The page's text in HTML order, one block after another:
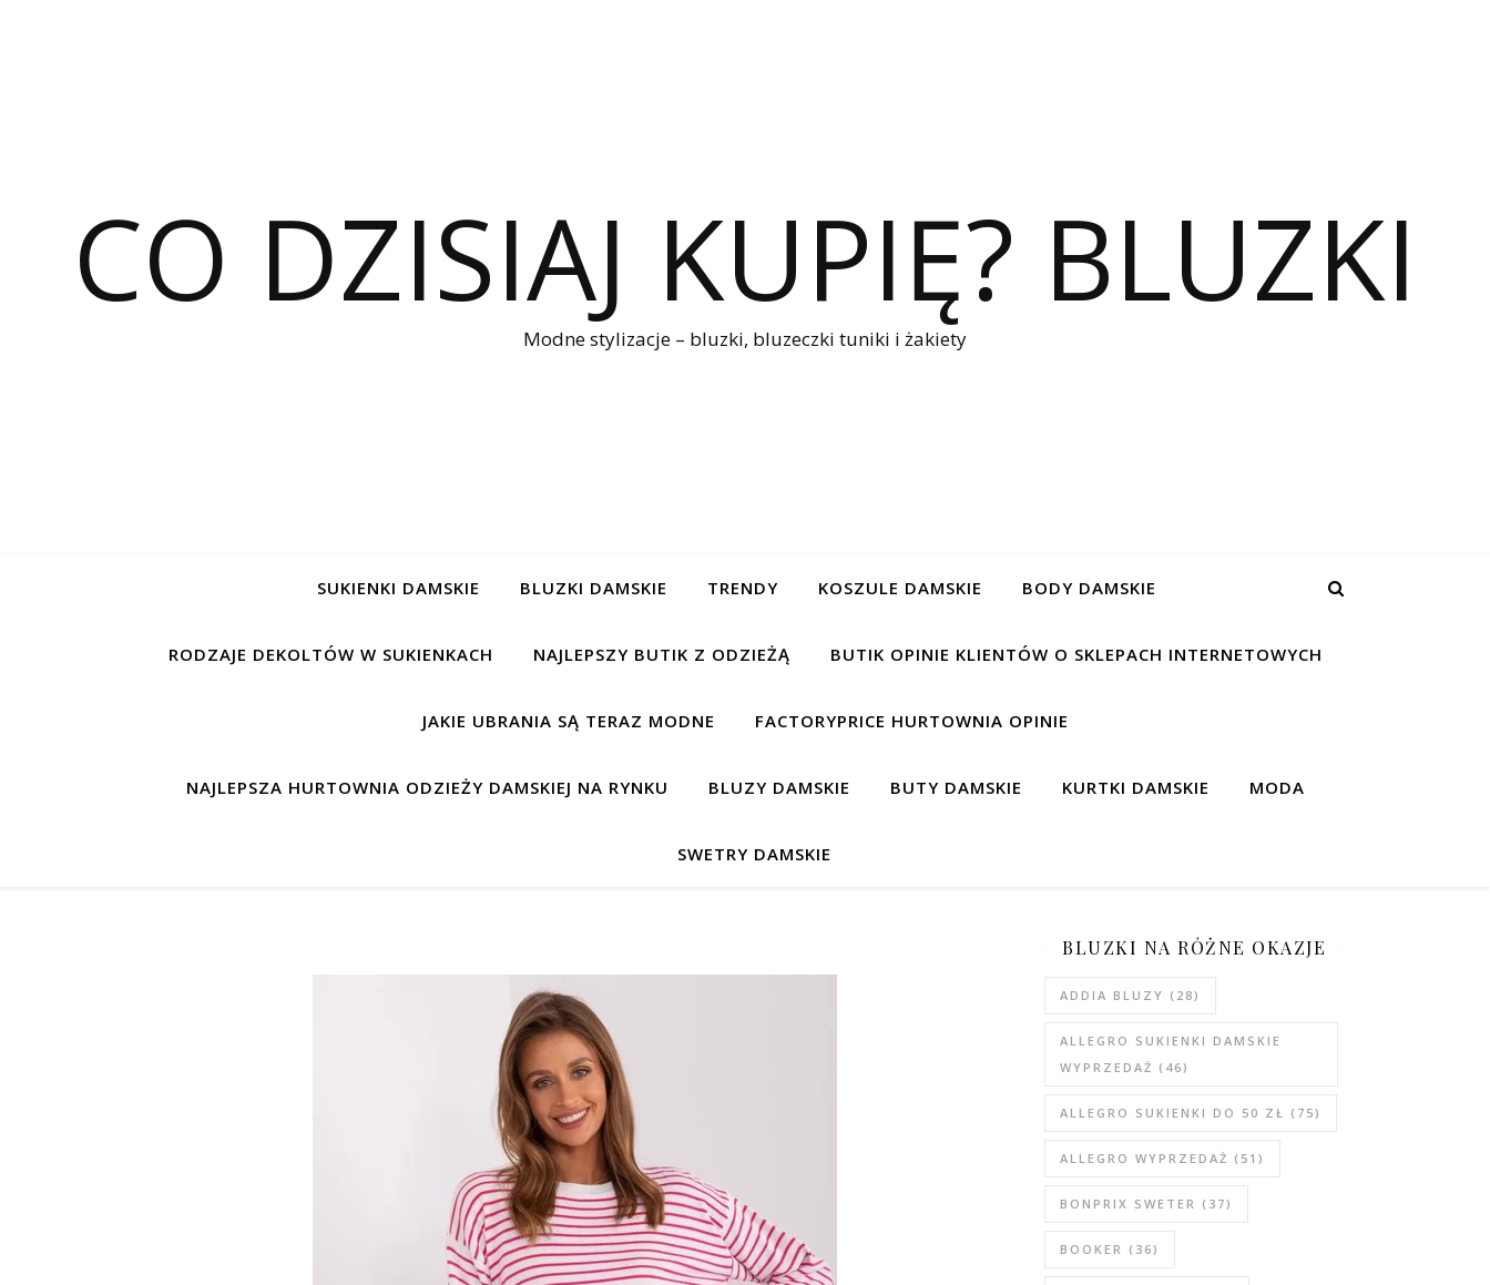
CO DZISIAJ KUPIĘ? BLUZKI
Modne stylizacje – bluzki, bluzeczki tuniki i żakiety
SUKIENKI DAMSKIE BLUZKI DAMSKIE TRENDY KOSZULE DAMSKIE BODY DAMSKIE
RODZAJE DEKOLTÓW W SUKIENKACH NAJLEPSZY BUTIK Z ODZIEŻĄ BUTIK OPINIE KLIENTÓW O SKLEPACH INTERNETOWYCH
JAKIE UBRANIA SĄ TERAZ MODNE FACTORYPRICE HURTOWNIA OPINIE
NAJLEPSZA HURTOWNIA ODZIEŻY DAMSKIEJ NA RYNKU BLUZY DAMSKIE BUTY DAMSKIE KURTKI DAMSKIE MODA
SWETRY DAMSKIE
BLUZKI NA RÓŻNE OKAZJE
ADDIA BLUZY (28)
ALLEGRO SUKIENKI DAMSKIE
WYPRZEDAŻ (46)
ALLEGRO SUKIENKI DO 50 ZŁ (75)
ALLEGRO WYPRZEDAŻ (51)
BONPRIX SWETER (37)
BOOKER (36)